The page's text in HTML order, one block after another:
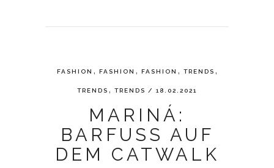
FASHION , FASHION , FASHION , TRENDS ,
TRENDS , TRENDS / 18.02.2021
MARINÁ:
BARFUSS AUF D
EM CATWALK